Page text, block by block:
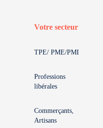
Votre secteur
TPE/ PME/PMI
Professions
libérales
Commerçants,
Artisans